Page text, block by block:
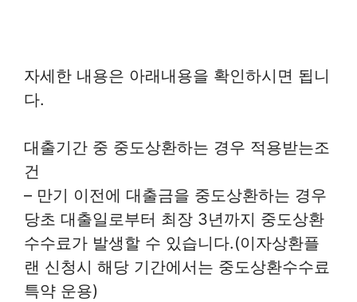
자세한 내용은 아래내용을 확인하시면 됩니
다.
대출기간 중 중도상환하는 경우 적용받는조
건
– 만기 이전에 대출금을 중도상환하는 경우
당초 대출일로부터 최장 3년까지 중도상환
수수료가 발생할 수 있습니다.(이자상환플
랜 신청시 해당 기간에서는 중도상환수수료
특약 운용)